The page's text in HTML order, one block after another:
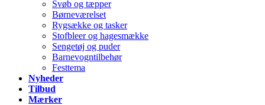
Svøb og tæpper
Børneværelset
Rygsække og tasker
Stofbleer og hagesmække
Sengetøj og puder
Barnevogntilbehør
Festtema
Nyheder
Tilbud
Mærker